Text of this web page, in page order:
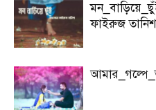
ফাইরুজ